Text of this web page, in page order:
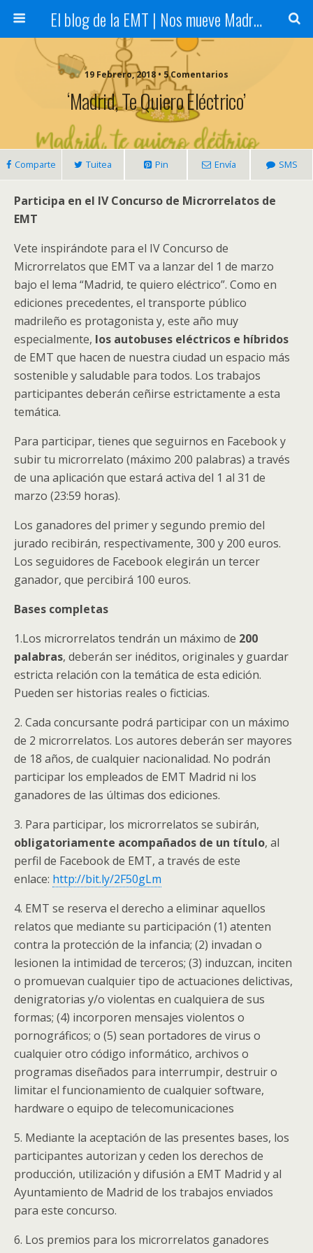
El blog de la EMT | Nos mueve Madrid
19 Febrero, 2018 • 5 Comentarios
‘Madrid, Te Quiero Eléctrico’
Comparte Tuitea Pin Envía SMS
Participa en el IV Concurso de Microrrelatos de
EMT
Vete inspirándote para el IV Concurso de
Microrrelatos que EMT va a lanzar del 1 de marzo
bajo el lema “Madrid, te quiero eléctrico”. Como en
ediciones precedentes, el transporte público
madrileño es protagonista y, este año muy
especialmente, los autobuses eléctricos e híbridos
de EMT que hacen de nuestra ciudad un espacio más
sostenible y saludable para todos. Los trabajos
participantes deberán ceñirse estrictamente a esta
temática.
Para participar, tienes que seguirnos en Facebook y
subir tu microrrelato (máximo 200 palabras) a través
de una aplicación que estará activa del 1 al 31 de
marzo (23:59 horas).
Los ganadores del primer y segundo premio del
jurado recibirán, respectivamente, 300 y 200 euros.
Los seguidores de Facebook elegirán un tercer
ganador, que percibirá 100 euros.
Bases completas
1.Los microrrelatos tendrán un máximo de 200
palabras, deberán ser inéditos, originales y guardar
estricta relación con la temática de esta edición.
Pueden ser historias reales o ficticias.
2. Cada concursante podrá participar con un máximo
de 2 microrrelatos. Los autores deberán ser mayores
de 18 años, de cualquier nacionalidad. No podrán
participar los empleados de EMT Madrid ni los
ganadores de las últimas dos ediciones.
3. Para participar, los microrrelatos se subirán,
obligatoriamente acompañados de un título, al
perfil de Facebook de EMT, a través de este
enlace: http://bit.ly/2F50gLm
4. EMT se reserva el derecho a eliminar aquellos
relatos que mediante su participación (1) atenten
contra la protección de la infancia; (2) invadan o
lesionen la intimidad de terceros; (3) induzcan, inciten
o promuevan cualquier tipo de actuaciones delictivas,
denigratorias y/o violentas en cualquiera de sus
formas; (4) incorporen mensajes violentos o
pornográficos; o (5) sean portadores de virus o
cualquier otro código informático, archivos o
programas diseñados para interrumpir, destruir o
limitar el funcionamiento de cualquier software,
hardware o equipo de telecomunicaciones
5. Mediante la aceptación de las presentes bases, los
participantes autorizan y ceden los derechos de
producción, utilización y difusión a EMT Madrid y al
Ayuntamiento de Madrid de los trabajos enviados
para este concurso.
6. Los premios para los microrrelatos ganadores